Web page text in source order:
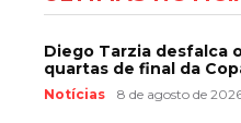
Diego Tarzia desfalca
quartas de final da
Notícias 8 de agosto de